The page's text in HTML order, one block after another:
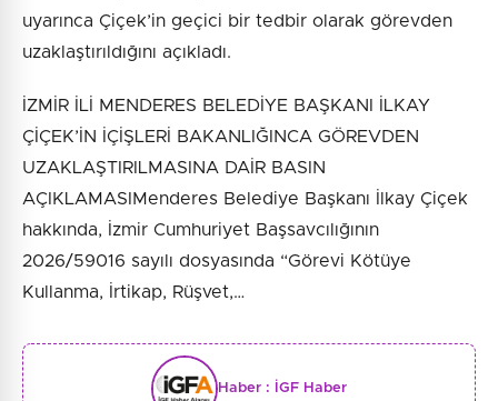
uyarınca Çiçek’in geçici bir tedbir olarak görevden
uzaklaştırıldığını açıkladı.
İZMİR İLİ MENDERES BELEDİYE BAŞKANI İLKAY
ÇİÇEK’İN İÇİŞLERİ BAKANLIĞINCA GÖREVDEN
UZAKLAŞTIRILMASINA DAİR BASIN
AÇIKLAMASIMenderes Belediye Başkanı İlkay Çiçek
hakkında, İzmir Cumhuriyet Başsavcılığının
2026/59016 sayılı dosyasında “Görevi Kötüye
Kullanma, İrtikap, Rüşvet,…
Haber : İGF Haber